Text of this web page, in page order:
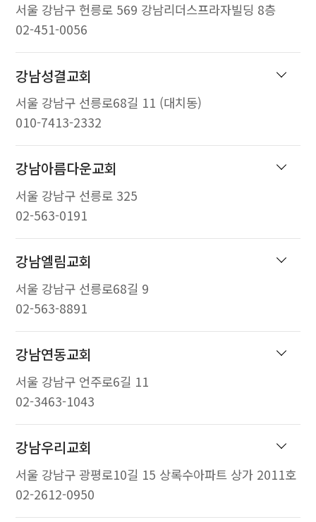
서울 강남구 헌릉로 569 강남리더스프라자빌딩 8층
02-451-0056
강남성결교회
서울 강남구 선릉로68길 11 (대치동)
010-7413-2332
강남아름다운교회
서울 강남구 선릉로 325
02-563-0191
강남엘림교회
서울 강남구 선릉로68길 9
02-563-8891
강남연동교회
서울 강남구 언주로6길 11
02-3463-1043
강남우리교회
서울 강남구 광평로10길 15 상록수아파트 상가 2011호
02-2612-0950